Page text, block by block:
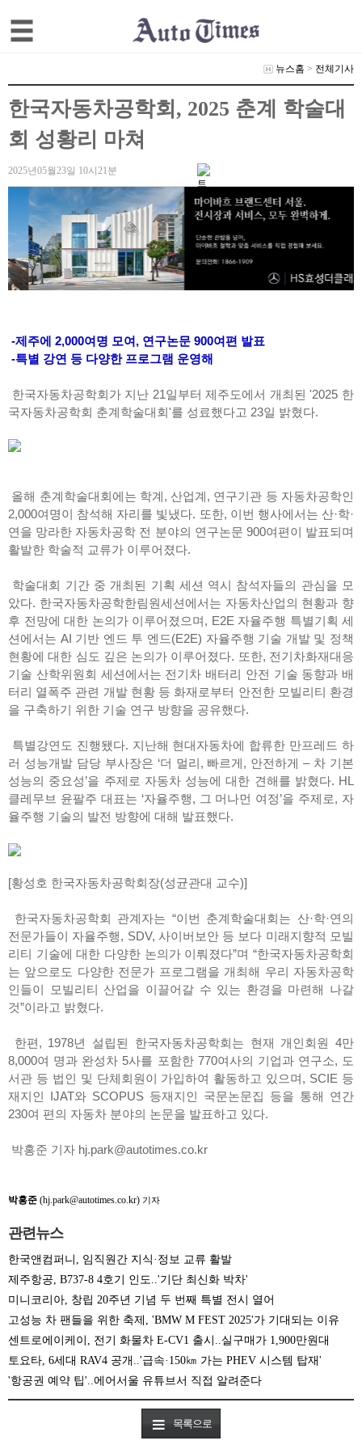
뉴스홈 > 전체기사
한국자동차공학회, 2025 춘계 학술대
회 성황리 마쳐
2025년05월23일 10시21분
-제주에 2,000여명 모여, 연구논문 900여편 발표
-특별 강연 등 다양한 프로그램 운영해
한국자동차공학회가 지난 21일부터 제주도에서 개최된 '2025 한
국자동차공학회 춘계학술대회'를 성료했다고 23일 밝혔다.
올해 춘계학술대회에는 학계, 산업계, 연구기관 등 자동차공학인
2,000여명이 참석해 자리를 빛냈다. 또한, 이번 행사에서는 산·학·
연을 망라한 자동차공학 전 분야의 연구논문 900여편이 발표되며
활발한 학술적 교류가 이루어졌다.
학술대회 기간 중 개최된 기획 세션 역시 참석자들의 관심을 모
았다. 한국자동차공학한림원세션에서는 자동차산업의 현황과 향
후 전망에 대한 논의가 이루어졌으며, E2E 자율주행 특별기획 세
션에서는 AI 기반 엔드 투 엔드(E2E) 자율주행 기술 개발 및 정책
현황에 대한 심도 깊은 논의가 이루어졌다. 또한, 전기차화재대응
기술 산학위원회 세션에서는 전기차 배터리 안전 기술 동향과 배
터리 열폭주 관련 개발 현황 등 화재로부터 안전한 모빌리티 환경
을 구축하기 위한 기술 연구 방향을 공유했다.
특별강연도 진행됐다. 지난해 현대자동차에 합류한 만프레드 하
러 성능개발 담당 부사장은 ‘더 멀리, 빠르게, 안전하게 – 차 기본
성능의 중요성’을 주제로 자동차 성능에 대한 견해를 밝혔다. HL
클레무브 윤팔주 대표는 ‘자율주행, 그 머나먼 여정’을 주제로, 자
율주행 기술의 발전 방향에 대해 발표했다.
[황성호 한국자동차공학회장(성균관대 교수)]
한국자동차공학회 관계자는 “이번 춘계학술대회는 산·학·연의
전문가들이 자율주행, SDV, 사이버보안 등 보다 미래지향적 모빌
리티 기술에 대한 다양한 논의가 이뤄졌다”며 “한국자동차공학회
는 앞으로도 다양한 전문가 프로그램을 개최해 우리 자동차공학
인들이 모빌리티 산업을 이끌어갈 수 있는 환경을 마련해 나갈
것”이라고 밝혔다.
한편, 1978년 설립된 한국자동차공학회는 현재 개인회원 4만
8,000여 명과 완성차 5사를 포함한 770여사의 기업과 연구소, 도
서관 등 법인 및 단체회원이 가입하여 활동하고 있으며, SCIE 등
재지인 IJAT와 SCOPUS 등재지인 국문논문집 등을 통해 연간
230여 편의 자동차 분야의 논문을 발표하고 있다.
박홍준 기자 hj.park@autotimes.co.kr
박홍준 (hj.park@autotimes.co.kr) 기자
관련뉴스
한국앤컴퍼니, 임직원간 지식·정보 교류 활발
제주항공, B737-8 4호기 인도..'기단 최신화 박차'
미니코리아, 창립 20주년 기념 두 번째 특별 전시 열어
고성능 차 팬들을 위한 축제, 'BMW M FEST 2025'가 기대되는 이유
센트로에이케이, 전기 화물차 E-CV1 출시..실구매가 1,900만원대
토요타, 6세대 RAV4 공개..'급속·150㎞ 가는 PHEV 시스템 탑재'
'항공권 예약 팁'..에어서울 유튜브서 직접 알려준다
목록으로